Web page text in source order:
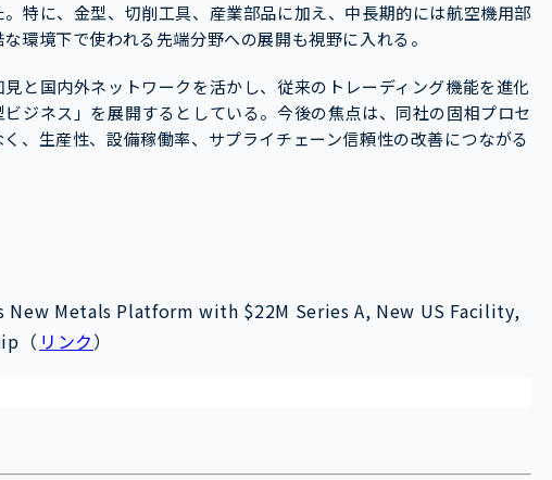
特に、金型、切削工具、産業部品に加え、中長期的には航空機用部
環境下で使われる先端分野への展開も視野に入れる。
と国内外ネットワークを活かし、従来のトレーディング機能を進化
ジネス」を展開するとしている。今後の焦点は、同社の固相プロセ
、生産性、設備稼働率、サプライチェーン信頼性の改善につながる
Metals Platform with $22M Series A, New US Facility,
（ リンク）